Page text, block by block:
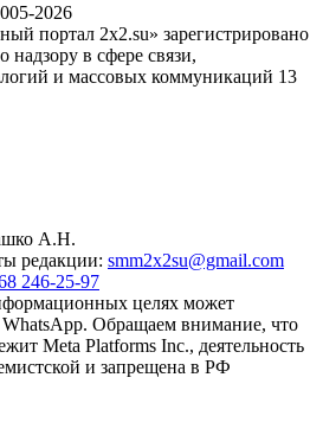
2026
портал 2x2.su» зарегистрировано
в сфере связи,
и массовых коммуникаций 13
А.Н.
редакции: smm2x2su@gmail.com
246-25-97
целях может
WhatsApp. Обращаем внимание, что
Meta Platforms Inc., деятельность
и запрещена в РФ